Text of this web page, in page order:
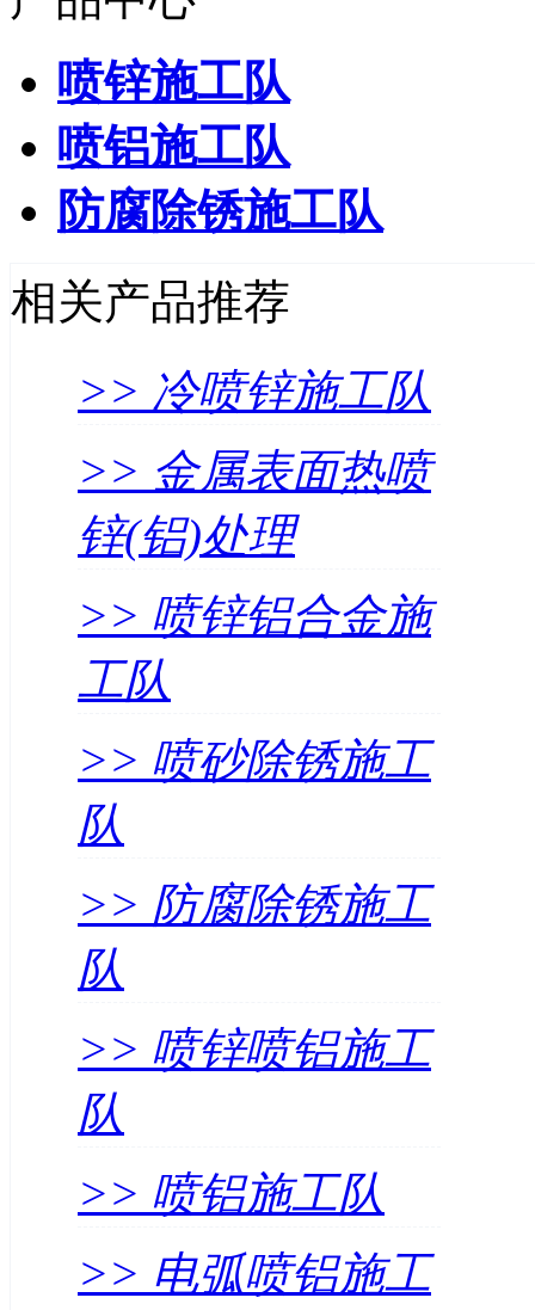
喷锌施工队
喷铝施工队
防腐除锈施工队
相关产品推荐
>> 冷喷锌施工队
>> 金属表面热喷
锌(铝)处理
>> 喷锌铝合金施
工队
>> 喷砂除锈施工
队
>> 防腐除锈施工
队
>> 喷锌喷铝施工
队
>> 喷铝施工队
>> 电弧喷铝施工